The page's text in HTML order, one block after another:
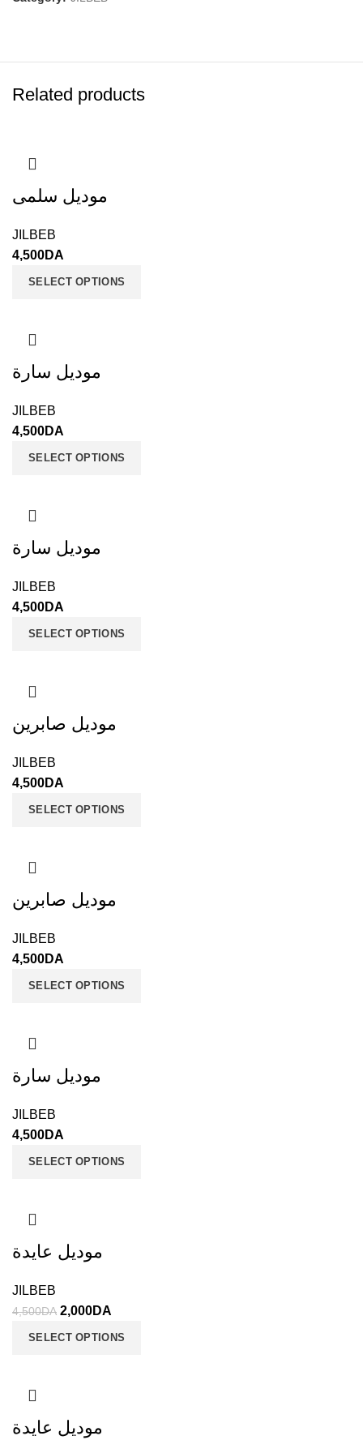
Related products
موديل سلمى
JILBEB
4,500DA
SELECT OPTIONS
موديل سارة
JILBEB
4,500DA
SELECT OPTIONS
موديل سارة
JILBEB
4,500DA
SELECT OPTIONS
موديل صابرين
JILBEB
4,500DA
SELECT OPTIONS
موديل صابرين
JILBEB
4,500DA
SELECT OPTIONS
موديل سارة
JILBEB
4,500DA
SELECT OPTIONS
موديل عايدة
JILBEB
4,500DA 2,000DA
SELECT OPTIONS
موديل عايدة